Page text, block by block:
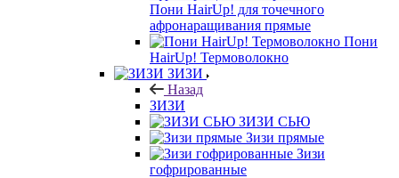
Пони HairUp! для точечного
афронаращивания прямые
Пони
HairUp! Термоволокно
ЗИЗИ
Назад
ЗИЗИ
ЗИЗИ СЬЮ
Зизи прямые
Зизи
гофрированные